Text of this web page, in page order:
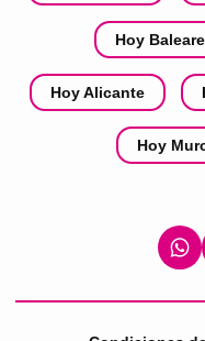
Hoy
Hoy Alicante
Hoy